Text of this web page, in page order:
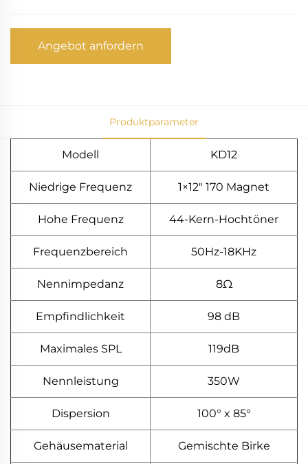
Angebot anfordern
Produktparameter
Modell KD12
Niedrige Frequenz 1×12" 170 Magnet
Hohe Frequenz 44-Kern-Hochtöner
Frequenzbereich 50Hz-18KHz
Nennimpedanz 8Ω
Empfindlichkeit 98 dB
Maximales SPL 119dB
Nennleistung 350W
Dispersion 100° x 85°
Gehäusematerial Gemischte Birke